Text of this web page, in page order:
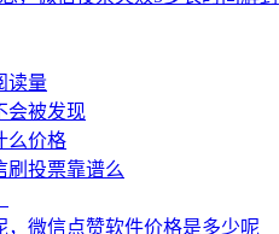
读量
会被发现
么价格
刷投票靠谱么
微信点赞软件价格是多少呢